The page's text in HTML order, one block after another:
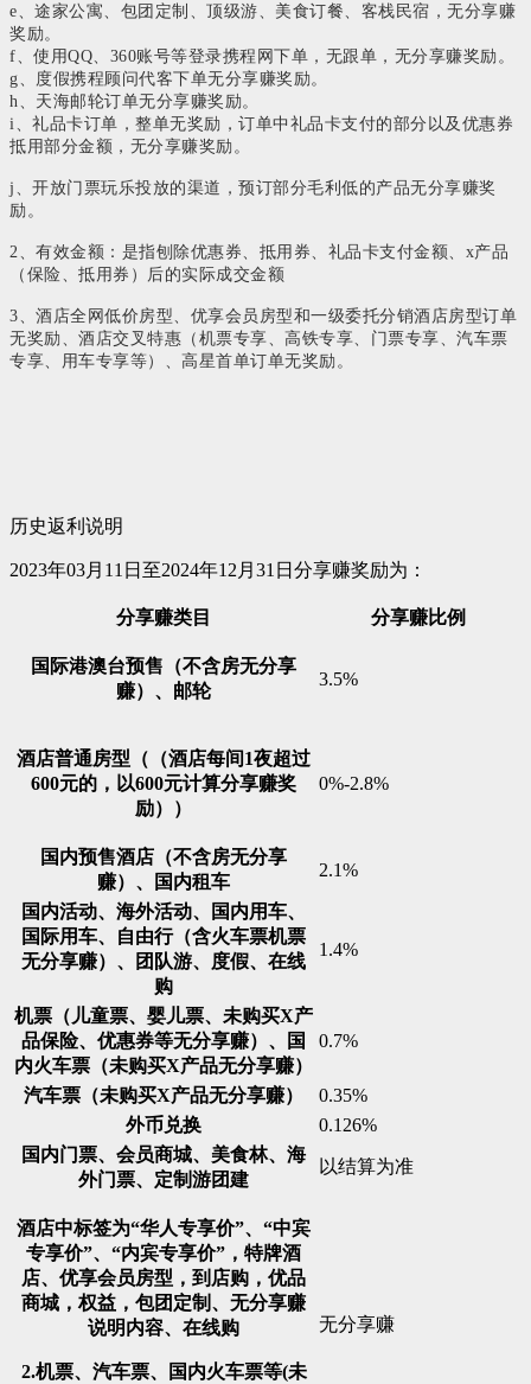
e、途家公寓、包团定制、顶级游、美食订餐、客栈民宿，无分享赚
奖励。
f、使用QQ、360账号等登录携程网下单，无跟单，无分享赚奖励。
g、度假携程顾问代客下单无分享赚奖励。
h、天海邮轮订单无分享赚奖励。
i、礼品卡订单，整单无奖励，订单中礼品卡支付的部分以及优惠券
抵用部分金额，无分享赚奖励。
j、开放门票玩乐投放的渠道，预订部分毛利低的产品无分享赚奖
励。
2、有效金额：是指刨除优惠券、抵用券、礼品卡支付金额、x产品
（保险、抵用券）后的实际成交金额
3、酒店全网低价房型、优享会员房型和一级委托分销酒店房型订单
无奖励、酒店交叉特惠（机票专享、高铁专享、门票专享、汽车票
专享、用车专享等）、高星首单订单无奖励。
历史返利说明
2023年03月11日至2024年12月31日分享赚奖励为：
分享赚类目 分享赚比例
国际港澳台预售（不含房无分享
赚）、邮轮
3.5%
酒店普通房型（（酒店每间1夜超过
600元的，以600元计算分享赚奖
励））
0%-2.8%
国内预售酒店（不含房无分享
赚）、国内租车
2.1%
国内活动、海外活动、国内用车、
国际用车、自由行（含火车票机票
无分享赚）、团队游、度假、在线
购
1.4%
机票（儿童票、婴儿票、未购买X产
品保险、优惠券等无分享赚）、国
内火车票（未购买X产品无分享赚）
0.7%
汽车票（未购买X产品无分享赚）
0.35%
外币兑换
0.126%
国内门票、会员商城、美食林、海
外门票、定制游团建
以结算为准
酒店中标签为“华人专享价”、“中宾
专享价”、“内宾专享价”，特牌酒
店、优享会员房型，到店购，优品
商城，权益，包团定制、无分享赚
说明内容、在线购
2.机票、汽车票、国内火车票等(未
无分享赚